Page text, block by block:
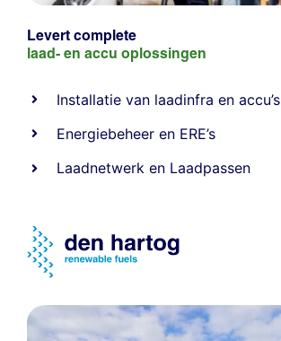
Levert complete
laad- en accu oplossingen
Installatie van laadinfra en accu’s
Energiebeheer en ERE’s
Laadnetwerk en Laadpassen